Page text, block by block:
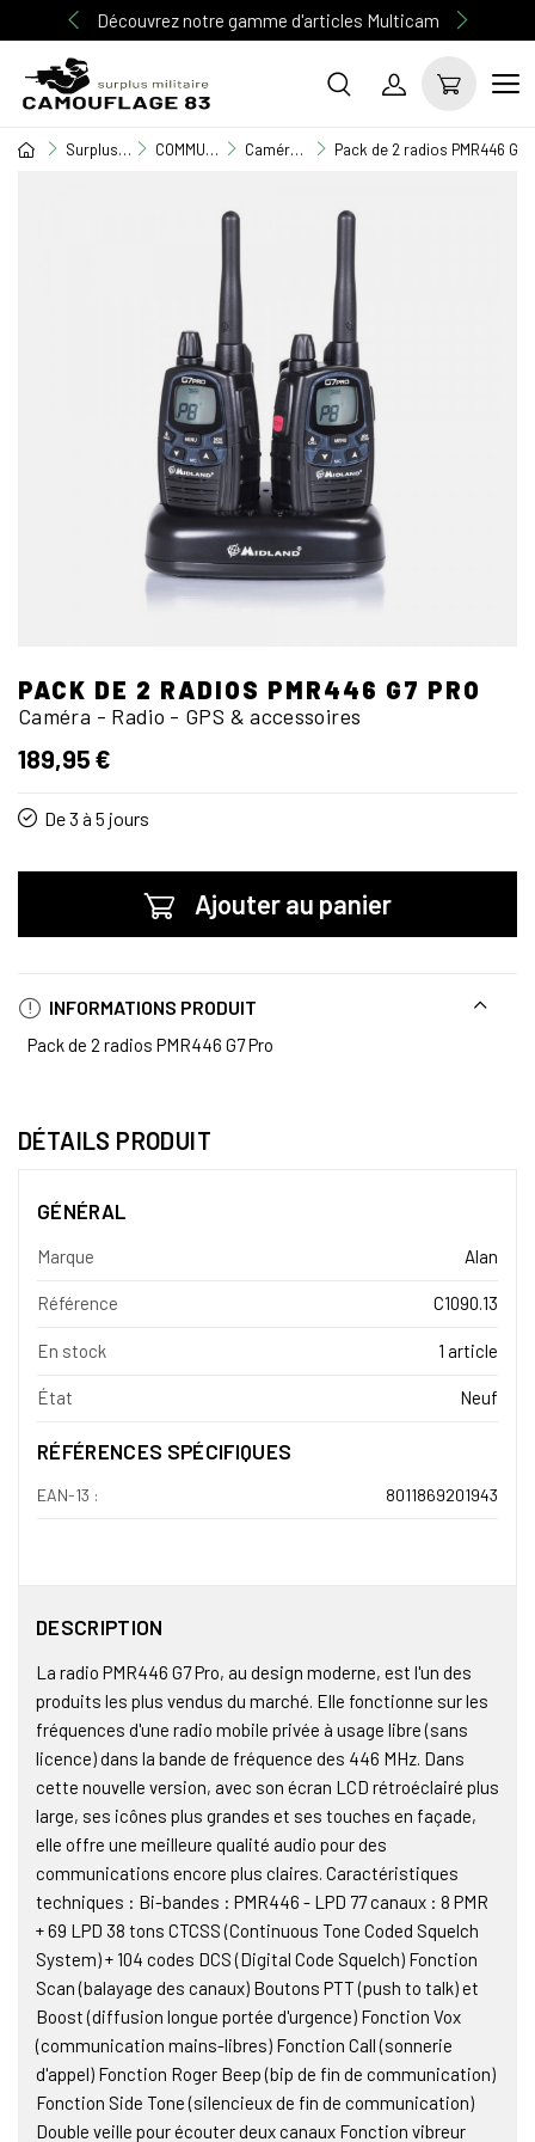
Découvrez notre gamme d'articles Multicam
Surplus Militaire COMMUNICATION Caméra - Radio - GPS & accessoires Pack de 2 radios PMR446 G7
PACK DE 2 RADIOS PMR446 G7 PRO
Caméra - Radio - GPS & accessoires
189,95 €
De 3 à 5 jours
Ajouter au panier
INFORMATIONS PRODUIT
Pack de 2 radios PMR446 G7 Pro
DÉTAILS PRODUIT
GÉNÉRAL
Marque Alan
Référence C1090.13
En stock 1 article
État Neuf
RÉFÉRENCES SPÉCIFIQUES
EAN-13 : 8011869201943
DESCRIPTION
La radio PMR446 G7 Pro, au design moderne, est l'un des
produits les plus vendus du marché. Elle fonctionne sur les
fréquences d'une radio mobile privée à usage libre (sans
licence) dans la bande de fréquence des 446 MHz. Dans
cette nouvelle version, avec son écran LCD rétroéclairé plus
large, ses icônes plus grandes et ses touches en façade,
elle offre une meilleure qualité audio pour des
communications encore plus claires. Caractéristiques
techniques : Bi-bandes : PMR446 - LPD 77 canaux : 8 PMR
+ 69 LPD 38 tons CTCSS (Continuous Tone Coded Squelch
System) + 104 codes DCS (Digital Code Squelch) Fonction
Scan (balayage des canaux) Boutons PTT (push to talk) et
Boost (diffusion longue portée d'urgence) Fonction Vox
(communication mains-libres) Fonction Call (sonnerie
d'appel) Fonction Roger Beep (bip de fin de communication)
Fonction Side Tone (silencieux de fin de communication)
Double veille pour écouter deux canaux Fonction vibreur